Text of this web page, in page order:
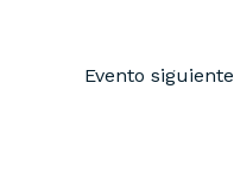
Evento siguiente